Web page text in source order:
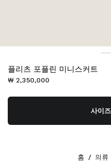
플리츠 포플린 미니스커트
₩ 2,350,000
사이
홈 / 의류